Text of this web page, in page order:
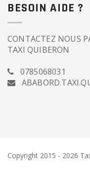
BESOIN AIDE ?
CONTACTEZ NOUS
TAXI QUIBERON
0785068031
Copyright 2015 - 2026